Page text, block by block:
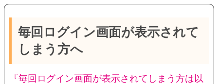
毎回ログイン画面が表示されて
しまう方へ
『毎回ログイン画面が表示されてしまう方は以